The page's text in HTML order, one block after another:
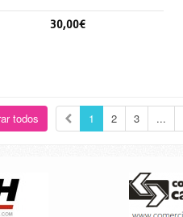
30,00€
todos 1 2 3 ...